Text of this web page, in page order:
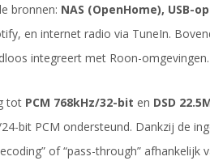
bronnen: NAS (OpenHome), USB-
en internet radio via TuneIn.
integreert met Roon-omgevingen.
tot PCM 768kHz/32-bit en DSD
bit PCM ondersteund. Dankzij de
of “pass-through” afhankelijk